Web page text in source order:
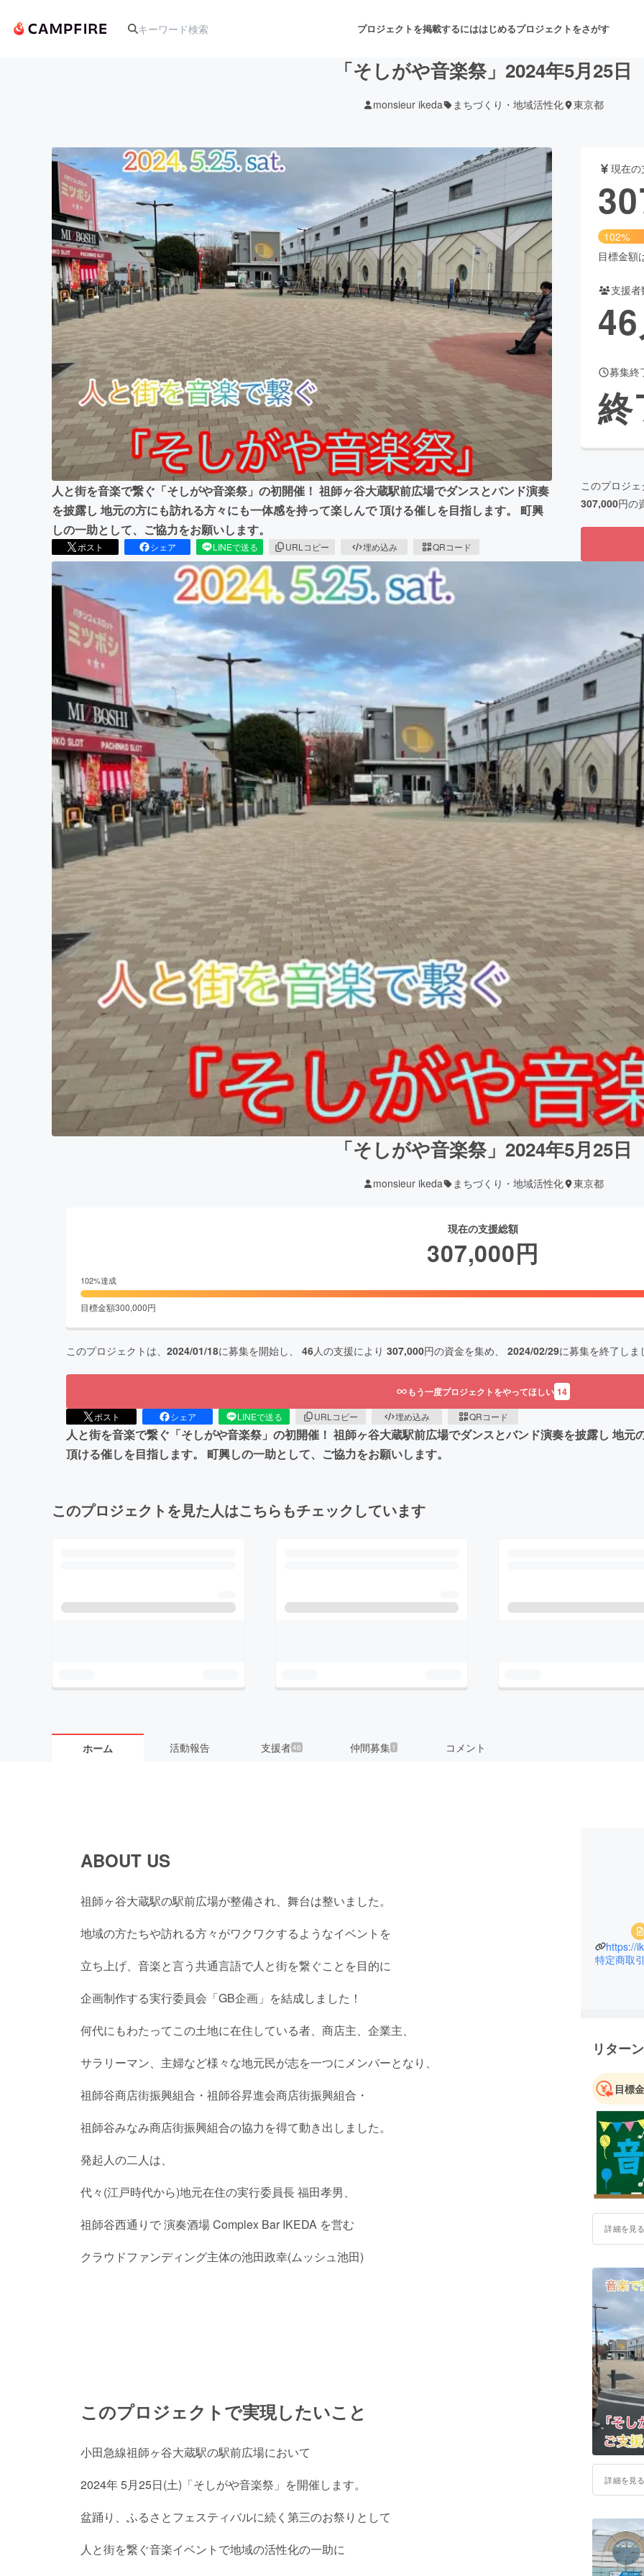
プロジェクトを掲載するにははじめるプロジェクトをさがす
アート・写真 舞台・パフォーマンス
テクノロジー・ガジェット ゲーム・サービス開発 フード・飲食店
映像・映画 書籍・雑誌出版 アニメ・漫画
ビジネス・起業 チャレンジ ビューティー・ヘルスケ
まちづくり・地域活性化
CAMPFIRE for Social Good
CAMPFIREふるさと納税machi-yaコミュニティ
「そしがや音楽祭」2024年5月25日
monsieur ikeda まちづくり・地域活性化 東京都
人と街を音楽で繋ぐ「そしがや音楽祭」の初開催！ 祖師ヶ谷大蔵駅前広場でダンスとバンド演奏
を披露し 地元の方にも訪れる方々にも一体感を持って楽しんで 頂ける催しを目指します。 町興
しの一助として、ご協力をお願いします。
ポスト シェア LINEで送る URLコピー 埋め込み QRコード
現在
102%
目標金額
支援者
46
募集終
終
このプロジ
307,000円の
「そしがや音楽祭」2024年5月25日
monsieur ikeda まちづくり・地域活性化 東京都
現在の支援総額
307,000円
102%達成
目標金額300,000円
このプロジェクトは、 2024/01/18に募集を開始し、 46人の支援により 307,000円の資金を集め、 2024/02/29に募集を終了しま
もう一度プロジェクトをやってほしい 14
ポスト シェア LINEで送る URLコピー 埋め込み QRコード
人と街を音楽で繋ぐ「そしがや音楽祭」の初開催！ 祖師ヶ谷大蔵駅前広場でダンスとバンド演奏を披露し 地
頂ける催しを目指します。 町興しの一助として、ご協力をお願いします。
このプロジェクトを見た人はこちらもチェックしています
ホーム 活動報告 支援者46 仲間募集 1 コメント
ABOUT US
祖師ヶ谷大蔵駅の駅前広場が整備され、舞台は整いました。
地域の方たちや訪れる方々がワクワクするようなイベントを
立ち上げ、音楽と言う共通言語で人と街を繋ぐことを目的に
企画制作する実行委員会「GB企画」を結成しました！
何代にもわたってこの土地に在住している者、商店主、企業主、
サラリーマン、主婦など様々な地元民が志を一つにメンバーとなり、
祖師谷商店街振興組合・祖師谷昇進会商店街振興組合・
祖師谷みなみ商店街振興組合の協力を得て動き出しました。
発起人の二人は、
代々(江戸時代から)地元在住の実行委員長 福田孝男、
祖師谷西通りで 演奏酒場 Complex Bar IKEDA を営む
クラウドファンディング主体の池田政幸(ムッシュ池田)
このプロジェクトで実現したいこと
小田急線祖師ヶ谷大蔵駅の駅前広場において
2024年 5月25日(土)「そしがや音楽祭」を開催します。
盆踊り、ふるさとフェスティバルに続く第三のお祭りとして
人と街を繋ぐ音楽イベントで地域の活性化の一助に
https://
特定商取
リター
目標
詳細を見
詳細を見